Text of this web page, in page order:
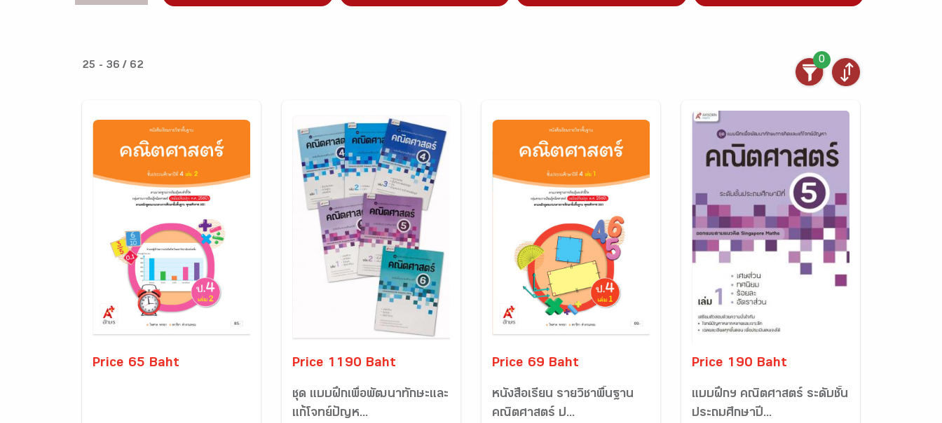
25 - 36 / 62
0
Price 65 Baht Price 1190 Baht
ชุด แบบฝึกเพื่อพัฒนาทักษะและ
แก้โจทย์ปัญห...
Price 69 Baht
หนังสือเรียน รายวิชาพื้นฐาน
คณิตศาสตร์ ป...
Price 190 Baht
แบบฝึกฯ คณิตศาสตร์ ระดับชั้น
ประถมศึกษาปี...